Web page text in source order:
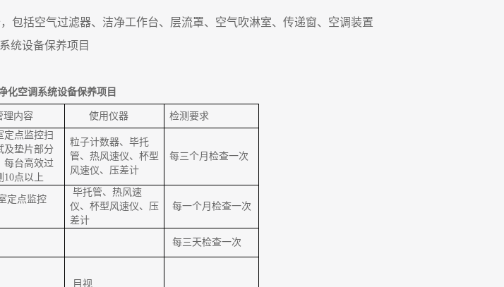
包括空气过滤器、洁净工作台、层流罩、空气吹淋室、传递窗、空调装置
统设备保养项目
空调系统设备保养项目
理内容 使用仪器 检测要求
定点监控扫
及垫片部分
每台高效过
10点以上
粒子计数器、毕托
管、热风速仪、杯型
风速仪、压差计
每三个月检查一次
定点监控
毕托管、热风速
仪、杯型风速仪、压
差计
每一个月检查一次
每三天检查一次
目视